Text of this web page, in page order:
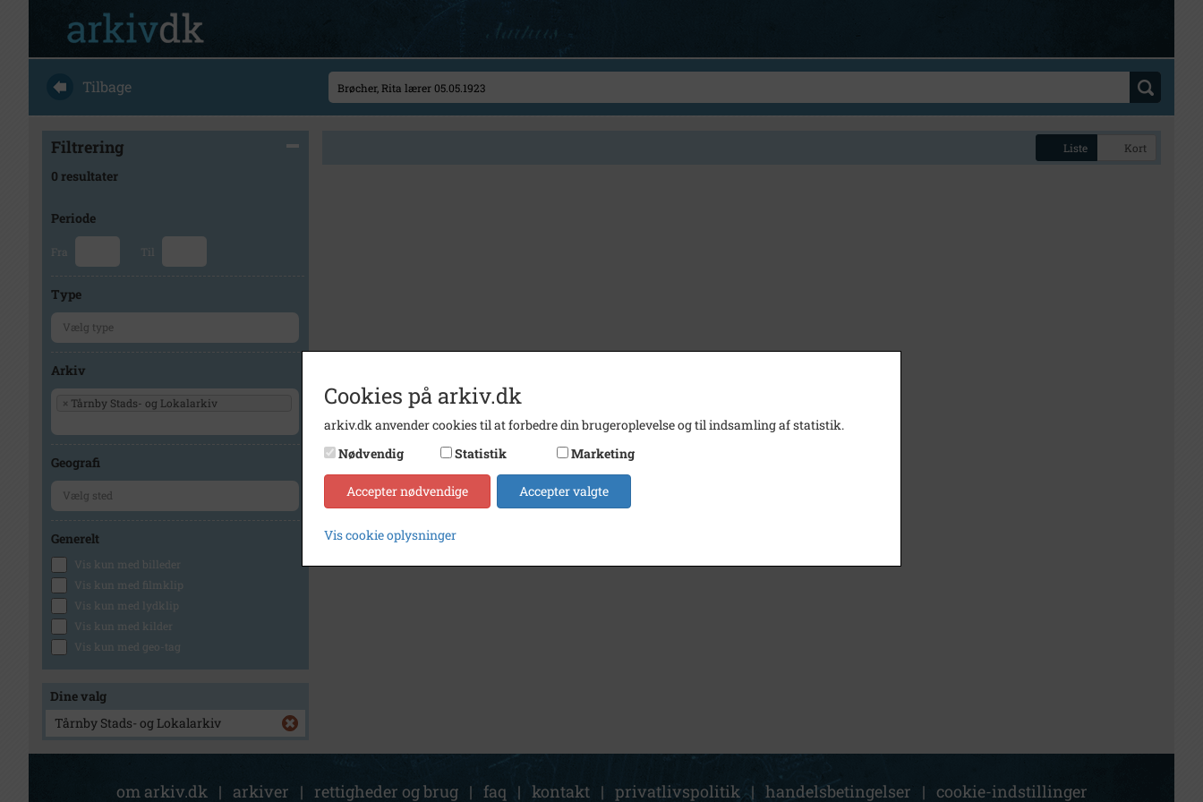
Tilbage
Filtrering
0 resultater
Periode
Fra Til
Type
Arkiv
× Tårnby Stads- og Lokalarkiv
Geografi
Generelt
Vis kun med billeder
Vis kun med filmklip
Vis kun med lydklip
Vis kun med kilder
Vis kun med geo-tag
Dine valg
Tårnby Stads- og Lokalarkiv
Liste Kort
om arkiv.dk | arkiver | rettigheder og brug | faq | kontakt | privatlivspolitik | handelsbetingelser | cookie-indstillinger
Cookies på arkiv.dk
arkiv.dk anvender cookies til at forbedre din brugeroplevelse og til indsamling af statistik.
Nødvendig
Statistik Marketing
Accepter nødvendige Accepter valgte
Vis cookie oplysninger